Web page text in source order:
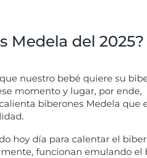
Medela del 2025?
nuestro bebé quiere su
momento y lugar, por ende,
biberones Medela que
hoy día para calentar el
funcionan emulando el